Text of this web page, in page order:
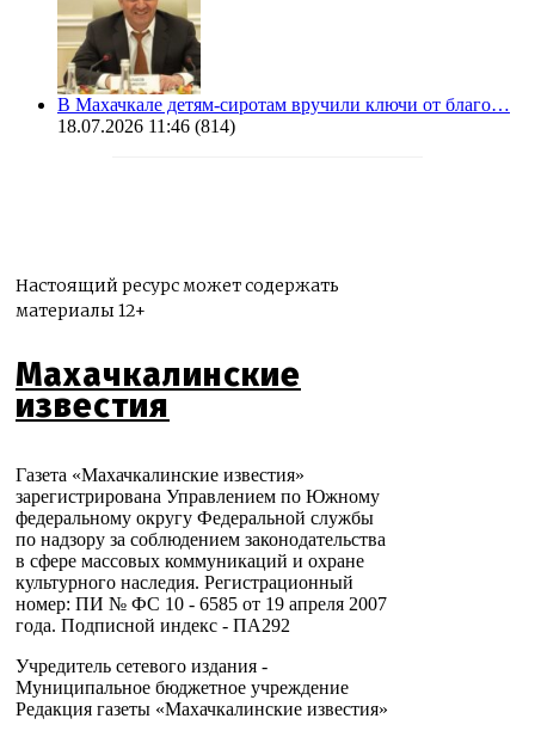
В Махачкале детям-сиротам вручили ключи от благо…
18.07.2026 11:46 (814)
Настоящий ресурс может содержать
материалы 12+
Махачкалинские
известия
Газета «Махачкалинские известия»
зарегистрирована Управлением по Южному
федеральному округу Федеральной службы
по надзору за соблюдением законодательства
в сфере массовых коммуникаций и охране
культурного наследия. Регистрационный
номер: ПИ № ФС 10 - 6585 от 19 апреля 2007
года. Подписной индекс - ПА292
Учредитель сетевого издания -
Муниципальное бюджетное учреждение
Редакция газеты «Махачкалинские известия»